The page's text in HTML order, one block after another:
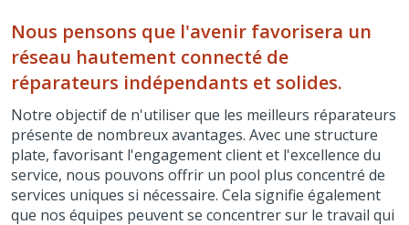
Nous pensons que l'avenir favorisera un
réseau hautement connecté de
réparateurs indépendants et solides.
Notre objectif de n'utiliser que les meilleurs réparateurs
présente de nombreux avantages. Avec une structure
plate, favorisant l'engagement client et l'excellence du
service, nous pouvons offrir un pool plus concentré de
services uniques si nécessaire. Cela signifie également
que nos équipes peuvent se concentrer sur le travail qui